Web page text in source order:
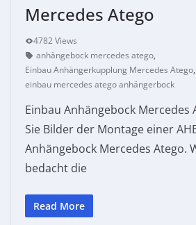
Mercedes Atego
4782 Views
anhängebock mercedes atego,
Einbau Anhängerkupplung Mercedes Atego,
einbau mercedes atego anhängerbock
Einbau Anhängebock Mercedes
Sie Bilder der Montage einer
Anhängebock Mercedes Atego.
bedacht die
Read More